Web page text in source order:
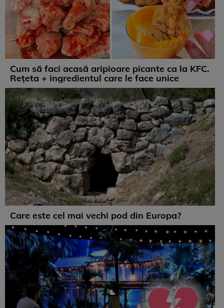
Cum să faci acasă aripioare picante ca la KFC.
Rețeta + ingredientul care le face unice
Care este cel mai vechi pod din Europa?